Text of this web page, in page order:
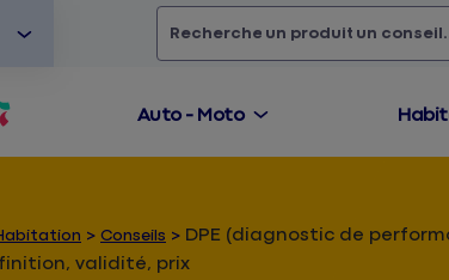
Rechercherun produit,un
Auto - Moto
Conseils
DPE (diagnostic de
validité, prix